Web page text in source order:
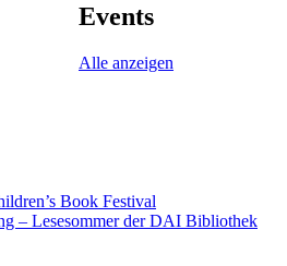
Events
Alle anzeigen
Book Festival
– Lesesommer der DAI Bibliothek